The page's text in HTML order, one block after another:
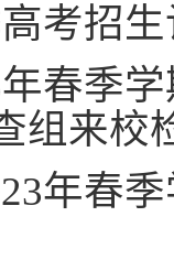
考招
春季
组来校
年春